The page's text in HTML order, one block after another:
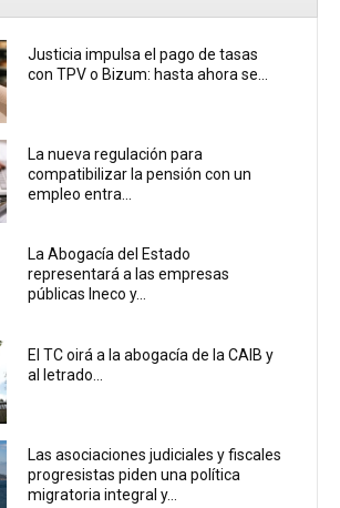
Justicia impulsa el pago de tasas
con TPV o Bizum: hasta ahora se...
La nueva regulación para
compatibilizar la pensión con un
empleo entra...
La Abogacía del Estado
representará a las empresas
públicas Ineco y...
El TC oirá a la abogacía de la CAIB y
al letrado...
Las asociaciones judiciales y fiscales
progresistas piden una política
migratoria integral y...